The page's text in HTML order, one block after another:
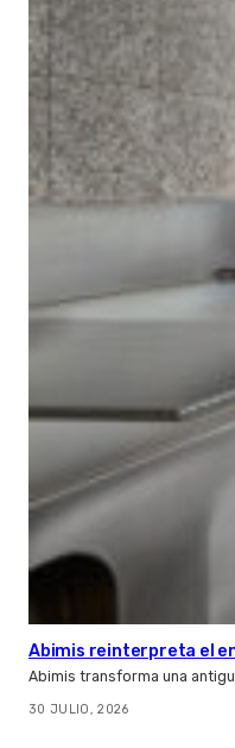
Abimis reinterpreta el
Abimis transforma una
30 JULIO, 2026